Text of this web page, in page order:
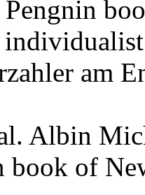
am
Albin
book of